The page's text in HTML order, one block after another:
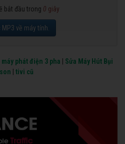
bắt đầu trong 0 giây
về máy tính.
máy phát điện 3 pha
Sửa Máy Hút Bụi
tivi cũ